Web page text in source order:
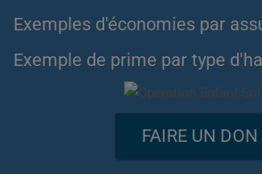
Exemples d'économies par
Exemple de prime par type
FAIRE UN DON